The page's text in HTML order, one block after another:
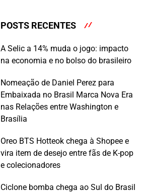
POSTS RECENTES
A Selic a 14% muda o jogo: impacto
na economia e no bolso do brasileiro
Nomeação de Daniel Perez para
Embaixada no Brasil Marca Nova Era
nas Relações entre Washington e
Brasília
Oreo BTS Hotteok chega à Shopee e
vira item de desejo entre fãs de K-pop
e colecionadores
Ciclone bomba chega ao Sul do Brasil